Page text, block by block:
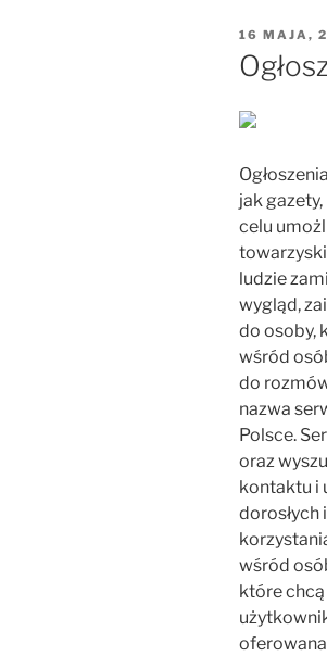
W
16 MAJA,
jak
celu
ludzie
wygląd,
do osoby,
wśród
do
nazwa
Polsce.
oraz
kontaktu i
wśród
które
oferowana